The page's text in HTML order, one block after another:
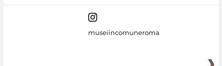
museiincomuneroma